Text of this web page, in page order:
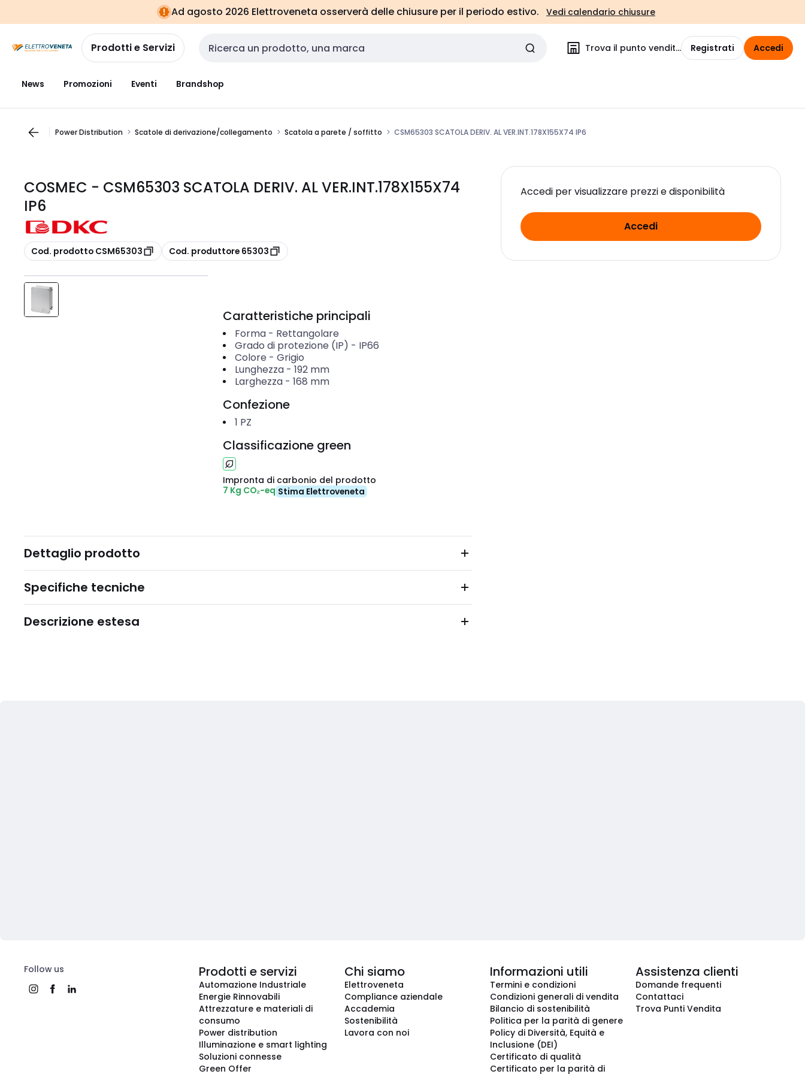
navigazionealla
pagina
Ad agosto 2026 Elettroveneta osserverà delle chiusure per il periodo estivo. Vedi calendario chiusure
Prodotti e Servizi Cerca input Trova il punto vendita Registrati Accedi
News Promozioni Eventi Brandshop
Power Distribution Scatole di derivazione/collegamento Scatola a parete / soffitto CSM65303 SCATOLA DERIV. AL VER.INT.178X155X74 IP6
COSMEC - CSM65303 SCATOLA DERIV. AL VER.INT.178X155X74
IP6
copia
Cod. prodotto CSM65303 copia
Cod. produttore 65303
Accedi per visualizzare prezzi e disponibilità
Accedi
Caratteristiche principali
Forma- Rettangolare
Grado di protezione (IP) - IP66
Colore - Grigio
Lunghezza- 192 mm
Larghezza- 168 mm
Confezione
1 PZ
Classificazione green
Impronta di carbonio del prodotto
7 Kg CO₂-eq Stima Elettroveneta
Dettaglio prodotto
Specifiche tecniche
Descrizione estesa
Follow us Prodotti e servizi
Automazione Industriale
Energie Rinnovabili
Attrezzature e materiali di
consumo
Power distribution
Illuminazione e smart lighting
Soluzioni connesse
Green Offer
Chi siamo
Elettroveneta
Compliance aziendale
Accademia
Sostenibilità
Lavora con noi
Informazioni utili
Termini e condizioni
Condizioni generali di vendita
Bilancio di sostenibilità
Politica per la parità di genere
Policy di Diversità, Equità e
Inclusione (DEI)
Certificato di qualità
Certificato per la parità di
Assistenza clienti
Domande frequenti
Contattaci
Trova Punti Vendita